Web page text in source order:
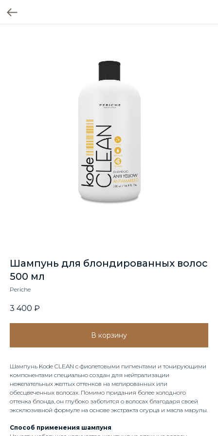
Шампунь для блондированных волос
500 мл
Periche
3 400 ₽
В корзину
Шампунь Kode CLEAN с фиолетовыми пигментами и тонирующими
компонентами специально создан для нейтрализации
нежелательных желтых оттенков на мелированных или
обесцвеченных волосах. Помимо придания более холодного
оттенка блонда, он глубоко заботится о волосах благодаря своей
эксклюзивной формуле на основе экстракта огурца и масла марулы.
Способ применения шампуня